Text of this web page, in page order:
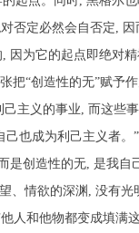
否定必然会自否定, 因
, 因为它的起点即绝对
把“创造性的无”赋予
己主义的事业, 而这些
己也成为利己主义者。”
是创造性的无, 是我自
、情欲的深渊 , 没有光
人和他物都变成填满